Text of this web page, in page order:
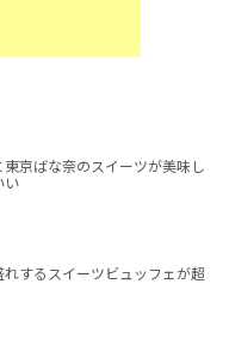
京ばな奈のスイーツが美味し
い
するスイーツビュッフェが超